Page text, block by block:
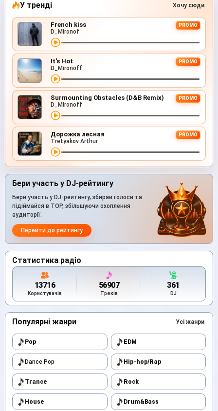
У тренді Хочу сюди
French kiss PROMO
D_Mironof
It's Hot PROMO
D_Mironoff
Surmounting Obstacles (D&B Remix) PROMO
D_Mironoff
Дорожка лесная PROMO
Tretyakov Arthur
Бери участь у DJ-рейтингу
Бери участь у DJ-рейтингу, збирай голоси та
підіймайся в TOP, збільшуючи охоплення
аудиторії.
Перейти до рейтингу
Статистика радіо
13716
Користувачів
56907
Треків
361
DJ
Популярні жанри Усі жанри
Pop EDM
Dance Pop Hip-hop/Rap
Trance Rock
House Drum&Bass